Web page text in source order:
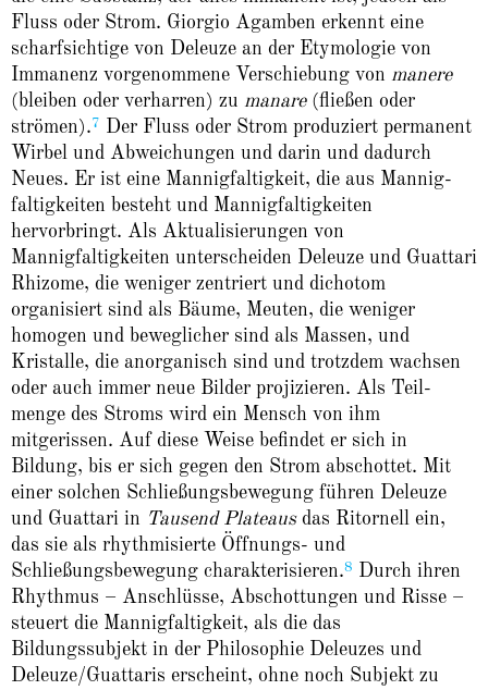
Fluss oder Strom. Giorgio Agamben erkennt eine
scharfsichtige von Deleuze an der Etymologie von
Immanenz vorge­nommene Verschiebung von manere
(bleiben oder verharren) zu manare(fließen oder
strömen).7 Der Fluss oder Strom produziert permanent
Wirbel und Abweichungen und darin und dadurch
Neues. Er ist eine Mannigfaltigkeit, die aus Mannig­
faltigkeiten besteht und Mannigfaltigkeiten
hervorbringt. Als Aktualisierungen von
Mannigfaltigkeiten unterscheiden Deleuze und Guattari
Rhizome, die weniger zentriert und dichotom
organisiert sind als Bäume, Meuten, die weniger
homogen und beweglicher sind als Massen, und
Kristalle, die anorganisch sind und trotzdem wachsen
oder auch immer neue Bilder projizieren. Als Teil­
menge des Stroms wird ein Mensch von ihm
mitgerissen. Auf diese Weise befindet er sich in
Bildung, bis er sich gegen den Strom abschottet. Mit
einer solchen Schließungsbewegung führen Deleuze
und Guattari in Tausend Plateausdas Ritornell ein,
das sie als rhythmisierte Öffnungs- und
Schließungsbewegung charakterisieren.8 Durch ihren
Rhythmus – Anschlüsse, Abschottungen und Risse –
steuert die Mannigfaltigkeit, als die das
Bildungssubjekt in der Philosophie Deleuzes und
Deleuze/Guattaris erscheint, ohne noch Subjekt zu